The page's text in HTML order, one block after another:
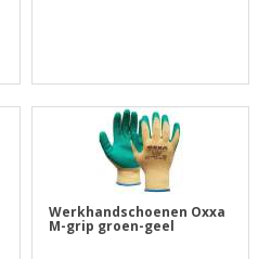
Werkhandschoenen Oxxa
M-grip groen-geel